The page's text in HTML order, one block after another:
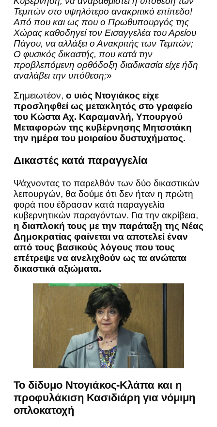
Τεμπών στο υψηλότερο ανακριτικό επίπεδο!
Από που και ως που ο Πρωθυπουργός της
Χώρας καθοδηγεί τον Εισαγγελέα του Αρείου
Πάγου, να αλλάξει ο Ανακριτής των Τεμπών;
Ο φυσικός δικαστής, που κατά την
προβλεπόμενη ορθόδοξη διαδικασία είχε ήδη
αναλάβει την υπόθεση;»
Σημειωτέον, ο υιός Ντογιάκος είχε
προσληφθεί ως μετακλητός στο γραφείο
του Κώστα Αχ. Καραμανλή, Υπουργού
Μεταφορών της κυβέρνησης Μητσοτάκη
την ημέρα του μοιραίου δυστυχήματος.
Δικαστές κατά παραγγελία
Ψάχνοντας το παρελθόν των δύο δικαστικών
λειτουργών, θα δούμε ότι δεν ήταν η πρώτη
φορά που έδρασαν κατά παραγγελία
κυβερνητικών παραγόντων. Για την ακρίβεια,
η διαπλοκή τους με την παράταξη της Νέας
Δημοκρατίας φαίνεται να αποτελεί έναν
από τους βασικούς λόγους που τους
επέτρεψε να ανελιχθούν ως τα ανώτατα
δικαστικά αξιώματα.
To δίδυμο Ντογιάκος-Κλάπα και η
προφυλάκιση Κασιδιάρη για νόμιμη
οπλοκατοχή